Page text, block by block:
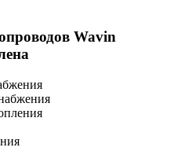
Wavin